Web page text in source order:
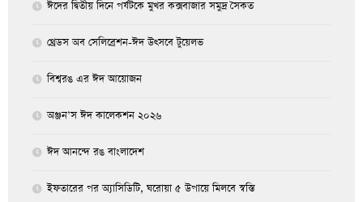
ঈদের দ্বিতীয় দিনে পর্যটকে মুখর কক্সবাজার সমুদ্র সৈকত
থ্রেডস অব সেলিব্রেশন-ঈদ উৎসবে টুয়েলভ
বিশ্বরঙ এর ঈদ আয়োজন
অঞ্জন’স ঈদ কালেকশন ২০২৬
ঈদ আনন্দে রঙ বাংলাদেশ
ইফতারের পর অ্যাসিডিটি, ঘরোয়া ৫ উপায়ে মিলবে স্বস্তি